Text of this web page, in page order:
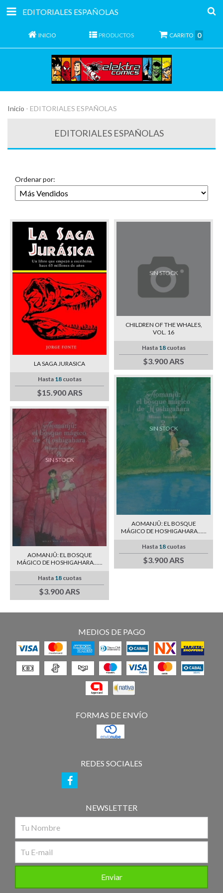
EDITORIALES ESPAÑOLAS
INICIO PRODUCTOS CARRITO 0
Inicio - EDITORIALES ESPAÑOLAS
EDITORIALES ESPAÑOLAS
Ordenar por:
LA SAGA JURASICA
Hasta 18cuotas
$15.900 ARS
SIN STOCK
CHILDREN OF THE WHALES,
VOL. 16
Hasta 18cuotas
$3.900 ARS
SIN STOCK
AOMANJÛ: EL BOSQUE
MÁGICO DE HOSHIGAHARA......
Hasta 18cuotas
$3.900 ARS
SIN STOCK
AOMANJÛ: EL BOSQUE
MÁGICO DE HOSHIGAHARA......
Hasta 18cuotas
$3.900 ARS
MEDIOS DE PAGO
FORMAS DE ENVÍO
REDES SOCIALES
NEWSLETTER